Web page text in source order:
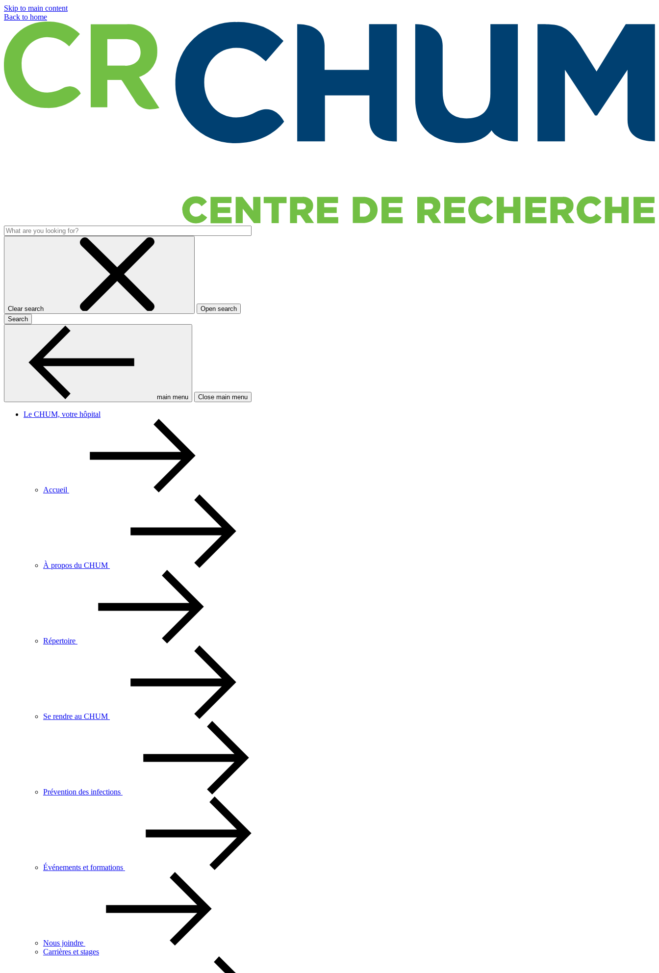
Skip to main content
Back to home
Clear search
Open search
Search
main menu Close main menu
Le CHUM, votre hôpital
Accueil
À propos du CHUM
Répertoire
Se rendre au CHUM
Prévention des infections
Événements et formations
Nous joindre
Carrières et stages